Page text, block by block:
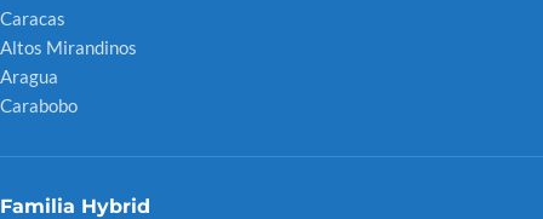
Caracas
Altos Mirandinos
Aragua
Carabobo
Familia Hybrid